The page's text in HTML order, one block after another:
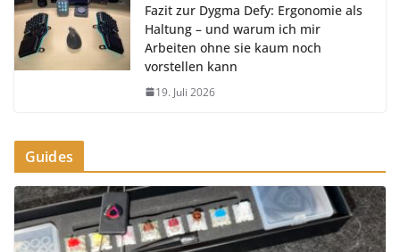
Fazit zur Dygma Defy: Ergonomie als
Haltung – und warum ich mir
Arbeiten ohne sie kaum noch
vorstellen kann
19. Juli 2026
Guides